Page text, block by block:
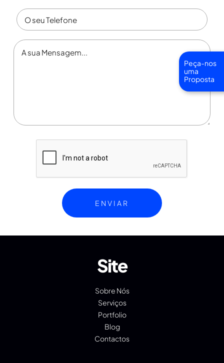
Site
Sobre Nós
Serviços
Portfolio
Blog
Contactos
Peça-nos
uma
Proposta